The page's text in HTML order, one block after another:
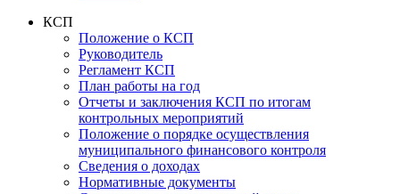
КСП
Положение о КСП
Руководитель
Регламент КСП
План работы на год
Отчеты и заключения КСП по итогам
контрольных мероприятий
Положение о порядке осуществления
муниципального финансового контроля
Сведения о доходах
Нормативные документы